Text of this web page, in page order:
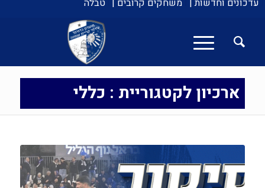
עדכונים וחדשות | משחקים קרובים | טבלה
ארכיון לקטגוריית : כללי